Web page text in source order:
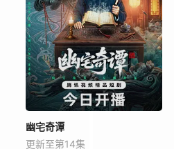
幽宅奇谭
更新至第14集